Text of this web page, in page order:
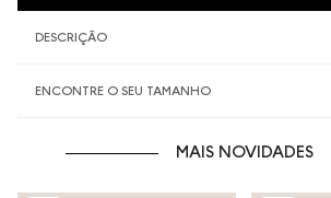
DESCRIÇÃO
ENCONTRE O SEU TAMANHO
MAIS NOVIDADES